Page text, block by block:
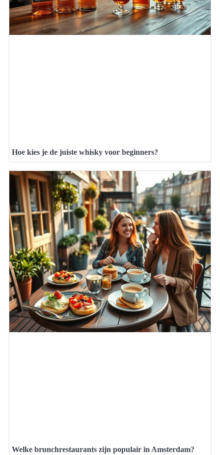
Hoe kies je de juiste whisky voor beginners?
Welke brunchrestaurants zijn populair in Amsterdam?